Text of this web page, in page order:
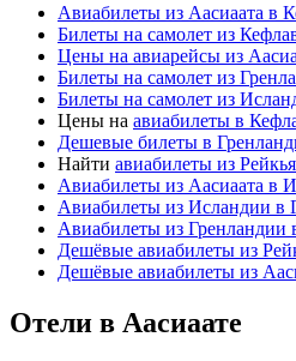
Авиабилеты из Аасиаата в
Билеты на самолет из
Цены на авиарейсы из
Билеты на самолет из
Билеты на самолет из
Цены на авиабилеты в
Дешевые билеты в
Найти авиабилеты из
Авиабилеты из Аасиаата в
Авиабилеты из Исландии в
Авиабилеты из
Дешёвые авиабилеты из
Дешёвые авиабилеты из
Отели в Аасиаате